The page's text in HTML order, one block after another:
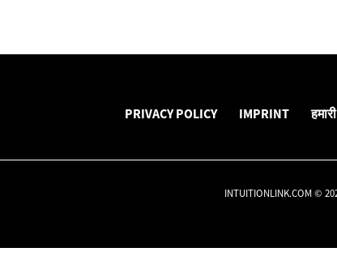
PRIVACY POLICY IMPRINT
INTUITIONLINK.COM ©